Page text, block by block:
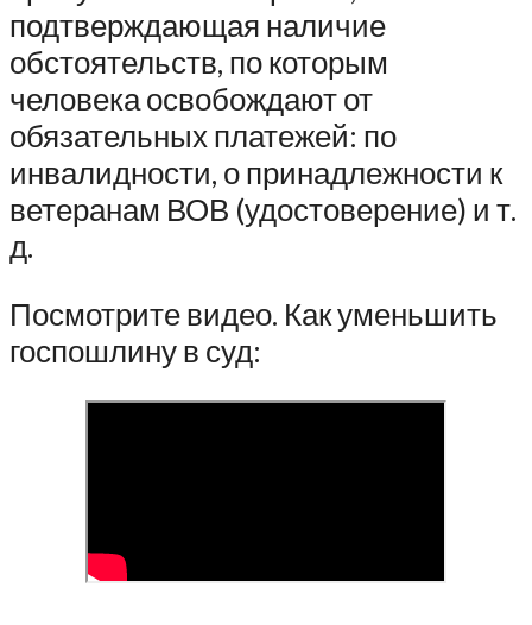
подтверждающая наличие
обстоятельств, по которым
человека освобождают от
обязательных платежей: по
инвалидности, о принадлежности к
ветеранам ВОВ (удостоверение) и т.
д.
Посмотрите видео. Как уменьшить
госпошлину в суд: